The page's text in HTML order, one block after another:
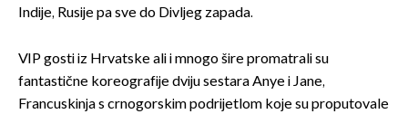
Indije, Rusije pa sve do Divljeg zapada.
VIP gosti iz Hrvatske ali i mnogo šire promatrali su
fantastične koreografije dviju sestara Anye i Jane,
Francuskinja s crnogorskim podrijetlom koje su proputovale